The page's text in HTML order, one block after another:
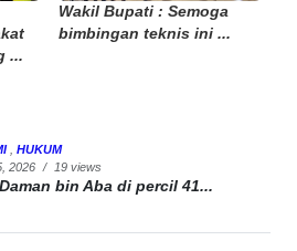
...
Wakil Bupati : Semoga
bimbingan teknis ini ...
, HUKUM
2026 / 19 views
bin Aba di percil 41...